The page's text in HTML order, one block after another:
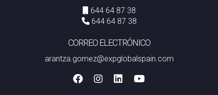
644 64 87 38
644 64 87 38
CORREO ELECTRÓNICO
arantza.gomez@expglobalspain.com